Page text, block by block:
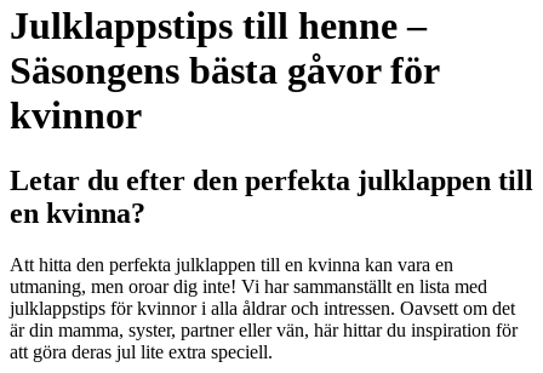
Julklappstips till henne –
Säsongens bästa gåvor för
kvinnor
Letar du efter den perfekta julklappen till
en kvinna?
Att hitta den perfekta julklappen till en kvinna kan vara en
utmaning, men oroar dig inte! Vi har sammanställt en lista med
julklappstips för kvinnor i alla åldrar och intressen. Oavsett om det
är din mamma, syster, partner eller vän, här hittar du inspiration för
att göra deras jul lite extra speciell.